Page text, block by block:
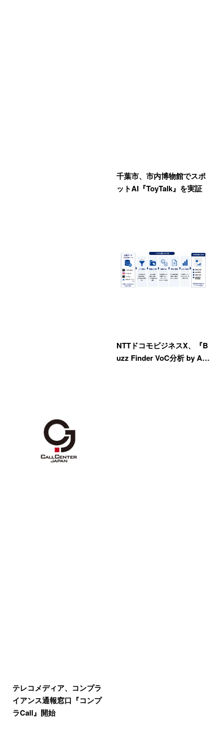
千葉市、市内博物館でスポ
ットAI『ToyTalk』を実証
テレコメディア、コンプラ
イアンス通報窓口『コンプ
ラCall』開始
NTTドコモビジネスX、『B
uzz Finder VoC分析 by A…